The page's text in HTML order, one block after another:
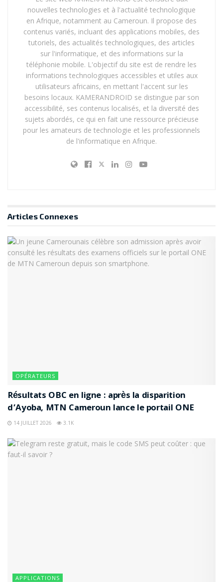
nouvelles technologies et à l'actualité technologique
en Afrique, notamment au Cameroun. Il propose des
contenus variés, incluant des applications mobiles, des
tutoriels, des actualités technologiques, des articles
sur l'informatique, et des informations sur la
téléphonie mobile. L'objectif du site est de rendre les
informations technologiques accessibles et utiles aux
utilisateurs africains, en mettant l'accent sur les
besoins locaux. KAMERANDROID se distingue par son
accessibilité, ses contenus localisés, et la diversité des
sujets abordés, ce qui en fait une ressource précieuse
pour les amateurs de technologie et les professionnels
de l'informatique en Afrique.
Articles Connexes
OPÉRATEURS
Résultats OBC en ligne : après la disparition
d’Ayoba, MTN Cameroun lance le portail ONE
14 JUILLET 2026 3.1K
APPLICATIONS